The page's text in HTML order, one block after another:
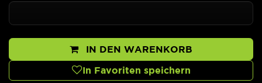
IN DEN WARENKORB
In Favoriten speichern